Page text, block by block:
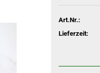
Art.Nr.:
Lieferzeit: